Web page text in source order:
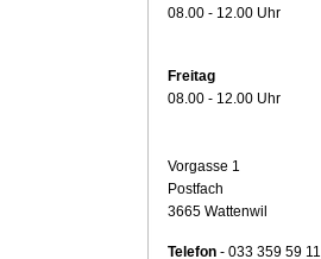
08.00 - 12.00 Uhr
Freitag
08.00 - 12.00 Uhr
Vorgasse 1
Postfach
3665 Wattenwil
Telefon- 033 359 59 11